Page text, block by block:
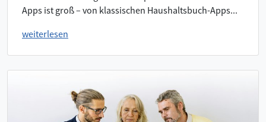
Apps ist groß – von klassischen Haushaltsbuch-Apps...
weiterlesen